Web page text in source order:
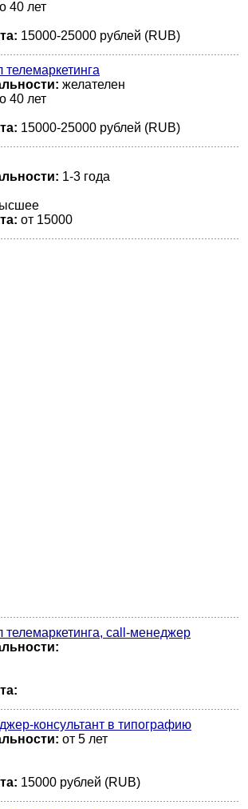
40 лет
15000-25000 рублей (RUB)
желателен
40 лет
15000-25000 рублей (RUB)
1-3 года
от 15000
телемаркетинга, call-менеджер
консультант в типографию
от 5 лет
15000 рублей (RUB)